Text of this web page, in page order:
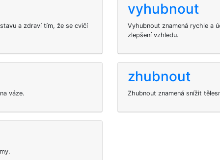
a zdraví tím, že se cvičí
vyhubnout
Vyhubnout znamená rychle a
zlepšení vzhledu.
váze.
zhubnout
Zhubnout znamená snížit